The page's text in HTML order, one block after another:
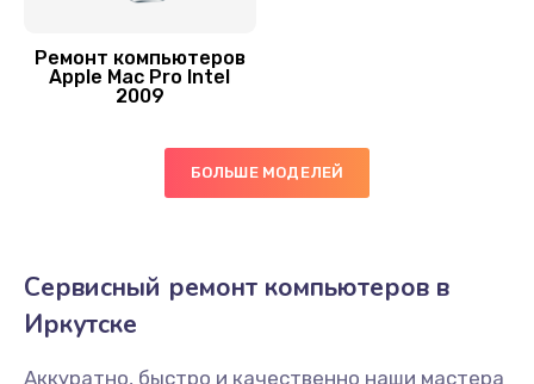
Ремонт компьютеров
Apple Mac Pro Intel
2009
БОЛЬШЕ МОДЕЛЕЙ
Сервисный ремонт компьютеров в
Иркутске
Аккуратно, быстро и качественно наши мастера